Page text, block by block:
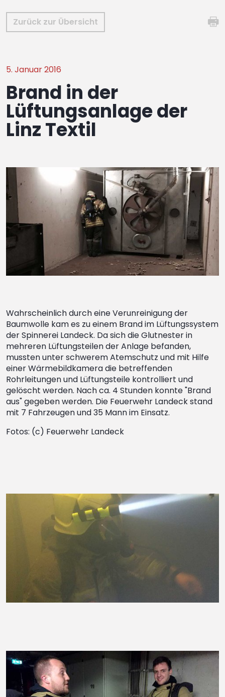
Zurück zur Übersicht
5. Januar 2016
Brand in der
Lüftungsanlage der
Linz Textil
Wahrscheinlich durch eine Verunreinigung der
Baumwolle kam es zu einem Brand im Lüftungssystem
der Spinnerei Landeck. Da sich die Glutnester in
mehreren Lüftungsteilen der Anlage befanden,
mussten unter schwerem Atemschutz und mit Hilfe
einer Wärmebildkamera die betreffenden
Rohrleitungen und Lüftungsteile kontrolliert und
gelöscht werden. Nach ca. 4 Stunden konnte "Brand
aus" gegeben werden. Die Feuerwehr Landeck stand
mit 7 Fahrzeugen und 35 Mann im Einsatz.
Fotos: (c) Feuerwehr Landeck